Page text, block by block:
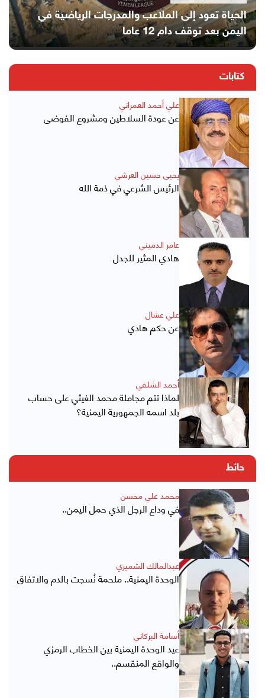
الحياة تعود إلى الملاعب والمدرجات الرياضية في
اليمن بعد توقف دام 12 عاما
انفوجرافيك
التمويل والصراع يدفعان الملايين في اليمن نحو الجوع
الجمعة, 22 مايو, 2026
كتابات
علي أحمد العمراني
عن عودة السلاطين ومشروع الفوضى
يحيى حسين العرشي
الرئيس الشرعي في ذمة الله
عامر الدميني
هادي المثير للجدل
علي عشال
عن حكم هادي
أحمد الشلفي
لماذا تتم مجاملة محمد الغيثي على حساب
بلد اسمه الجمهورية اليمنية؟
حائط
محمد علي محسن
في وداع الرجل الذي حمل اليمن..
عبدالمالك الشميري
الوحدة اليمنية.. ملحمة نُسجت بالدم والاتفاق
أسامة البركاني
عيد الوحدة اليمنية بين الخطاب الرمزي
والواقع المنقسم..